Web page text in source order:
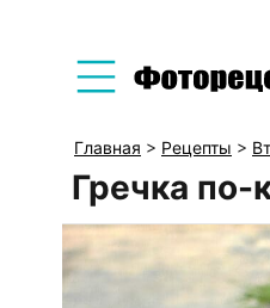
Главная > Рецепты >
Гречка по-